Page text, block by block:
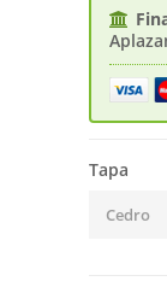
Tapa